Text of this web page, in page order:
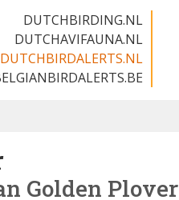
DUTCHBIRDING.NL
DUTCHAVIFAUNA.NL
DUTCHBIRDALERTS.NL
Golden Plover